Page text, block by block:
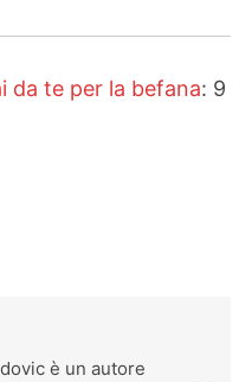
da te per la befana: 9
è un autore